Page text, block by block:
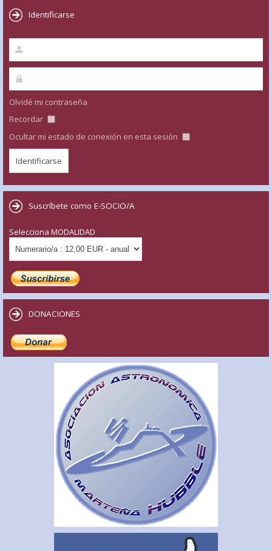
Identificarse
Olvidé mi contraseña
Recordar
Ocultar mi estado de conexión en esta sesión
Suscríbete como E-SOCIO/A
Selecciona MODALIDAD
DONACIONES